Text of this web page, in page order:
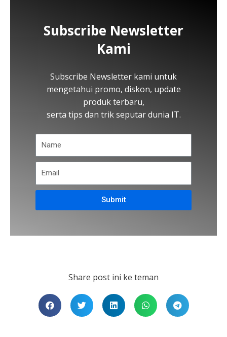
Subscribe Newsletter
Kami
Subscribe Newsletter kami untuk
mengetahui promo, diskon, update
produk terbaru,
serta tips dan trik seputar dunia IT.
Submit
Share post ini ke teman